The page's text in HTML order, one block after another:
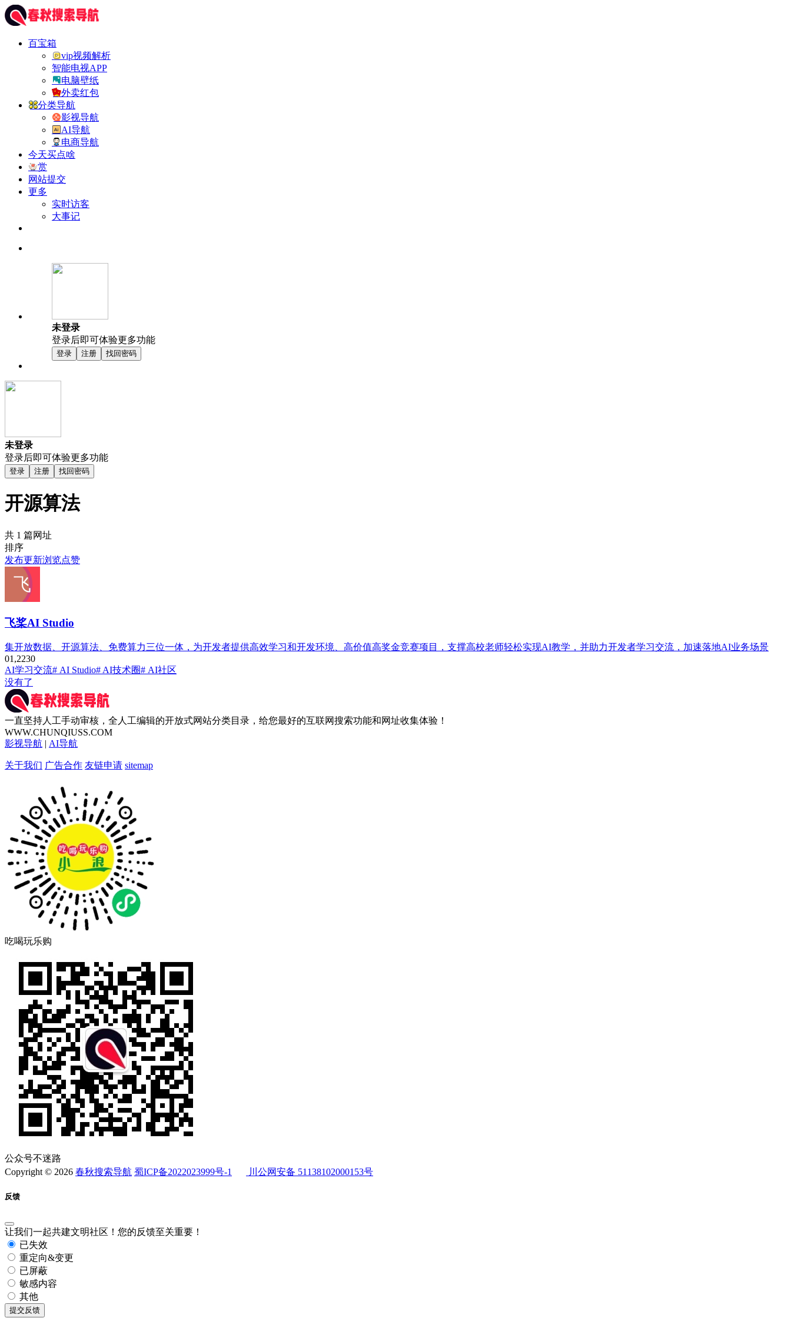
百宝箱
vip视频解析
智能电视APP
电脑壁纸
外卖红包
分类导航
影视导航
AI导航
电商导航
今天买点啥
赏
网站提交
更多
实时访客
大事记
未登录
登录后即可体验更多功能
登录 注册 找回密码
未登录
登录后即可体验更多功能
登录 注册 找回密码
开源算法
共 1 篇网址
排序
发布更新浏览点赞
飞桨AI Studio
集开放数据、开源算法、免费算力三位一体，为开发者提供高效学习和开发环境、高价值高奖金竞赛项目，支撑高校老师轻松实现AI教学，并助力开发者学习交流，加速落地AI业务场景
01,2230
AI学习交流# AI Studio# AI技术圈# AI社区
没有了
一直坚持人工手动审核，全人工编辑的开放式网站分类目录，给您最好的互联网搜索功能和网址收集体验！
WWW.CHUNQIUSS.COM
影视导航 | AI导航
关于我们 广告合作 友链申请 sitemap
吃喝玩乐购
公众号不迷路
Copyright © 2026 春秋搜索导航 蜀ICP备2022023999号-1 川公网安备 51138102000153号
反馈
让我们一起共建文明社区！您的反馈至关重要！
已失效
重定向&变更
已屏蔽
敏感内容
其他
提交反馈